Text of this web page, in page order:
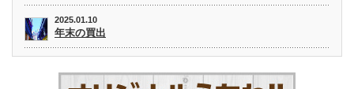
2025.01.10
年末の買出